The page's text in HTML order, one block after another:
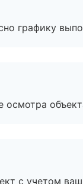
графику
с учетом